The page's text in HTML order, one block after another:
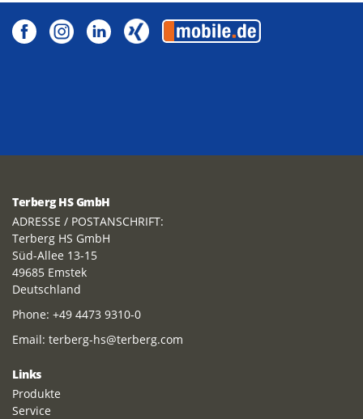
Terberg HS GmbH
ADRESSE / POSTANSCHRIFT:
Terberg HS GmbH
Süd-Allee 13-15
49685 Emstek
Deutschland
Phone: +49 4473 9310-0
Email: terberg-hs@terberg.com
Links
Produkte
Service